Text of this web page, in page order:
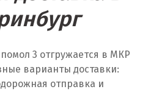
3 отгружается в МКР
варианты доставки:
отправка и